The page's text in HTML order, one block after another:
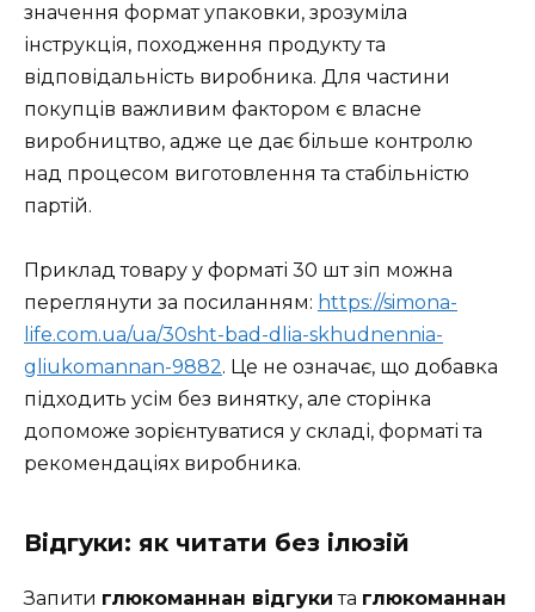
значення формат упаковки, зрозуміла
інструкція, походження продукту та
відповідальність виробника. Для частини
покупців важливим фактором є власне
виробництво, адже це дає більше контролю
над процесом виготовлення та стабільністю
партій.
Приклад товару у форматі 30 шт зіп можна
переглянути за посиланням: https://simona-
life.com.ua/ua/30sht-bad-dlia-skhudnennia-
gliukomannan-9882. Це не означає, що добавка
підходить усім без винятку, але сторінка
допоможе зорієнтуватися у складі, форматі та
рекомендаціях виробника.
Відгуки: як читати без ілюзій
Запити глюкоманнан відгуки та глюкоманнан